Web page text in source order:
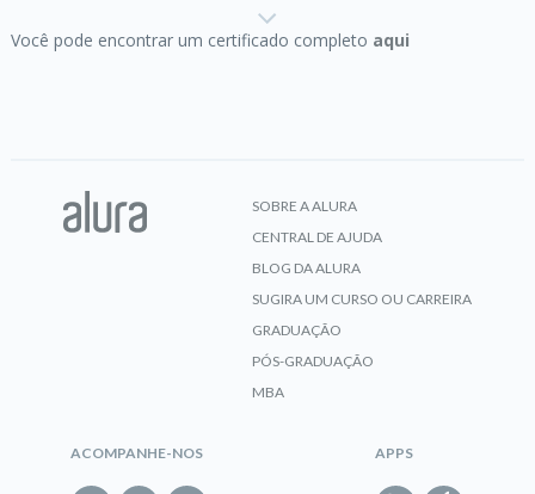
Design Patterns PHP I:Boas práticas de
Você pode encontrar um certificado completo aqui
SOBRE A ALURA
CENTRAL DE AJUDA
BLOG DA ALURA
SUGIRA UM CURSO OU CARREIRA
GRADUAÇÃO
PÓS-GRADUAÇÃO
MBA
ACOMPANHE-NOS APPS